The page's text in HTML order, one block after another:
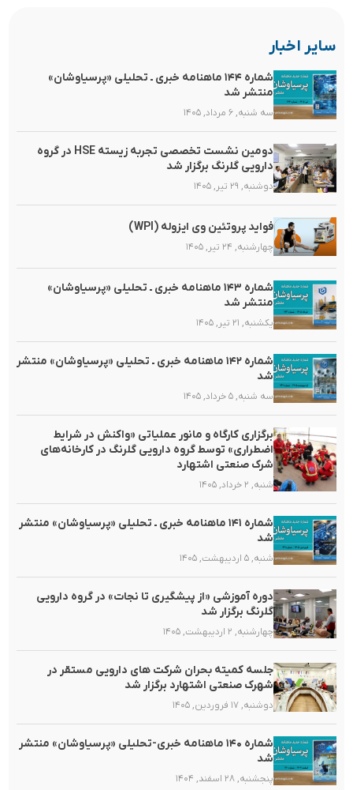
سایر اخبار
شماره ۱۴۴ ماهنامه خبری ـ تحلیلی «پرسیاوشان»
منتشر شد
سه شنبه, ۶ مرداد, ۱۴۰۵
دومین نشست تخصصی تجربه زیسته HSE در گروه
دارویی گلرنگ برگزار شد
دوشنبه, ۲۹ تیر, ۱۴۰۵
فواید پروتئین وی ایزوله (WPI)
چهارشنبه, ۲۴ تیر, ۱۴۰۵
شماره ۱۴۳ ماهنامه خبری ـ تحلیلی «پرسیاوشان»
منتشر شد
یکشنبه, ۲۱ تیر, ۱۴۰۵
شماره ۱۴۲ ماهنامه خبری ـ تحلیلی «پرسیاوشان» منتشر
شد
سه شنبه, ۵ خرداد, ۱۴۰۵
برگزاری کارگاه و مانور عملیاتی «واکنش در شرایط
اضطراری» توسط گروه دارویی گلرنگ در کارخانه‌های
شرک صنعتی اشتهارد
شنبه, ۲ خرداد, ۱۴۰۵
شماره ۱۴۱ ماهنامه خبری ـ تحلیلی «پرسیاوشان» منتشر
شد
شنبه, ۵ اردیبهشت, ۱۴۰۵
دوره آموزشی «از پیشگیری تا نجات» در گروه دارویی
گلرنگ برگزار شد
چهارشنبه, ۲ اردیبهشت, ۱۴۰۵
جلسه کمیته بحران شرکت های دارویی مستقر در
شهرک صنعتی اشتهارد برگزار شد
دوشنبه, ۱۷ فروردین, ۱۴۰۵
شماره ۱۴۰ ماهنامه خبری-تحلیلی «پرسیاوشان» منتشر
شد
پنجشنبه, ۲۸ اسفند, ۱۴۰۴